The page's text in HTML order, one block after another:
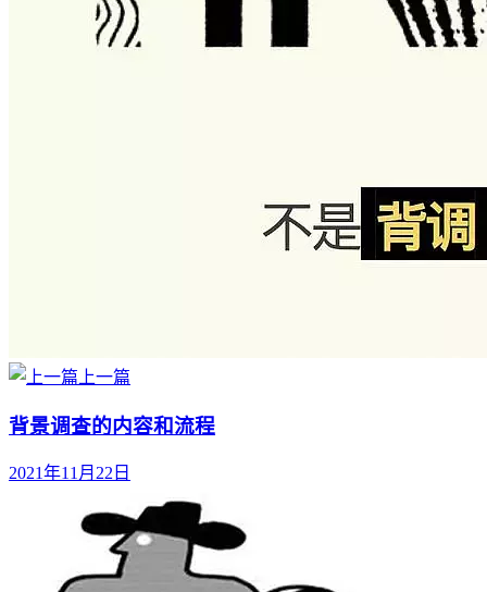
上一篇
背景调查的内容和流程
2021年11月22日